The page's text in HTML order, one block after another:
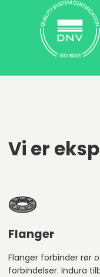
Vi er
Flanger
Flanger forbinder rør
forbindelser. Indura